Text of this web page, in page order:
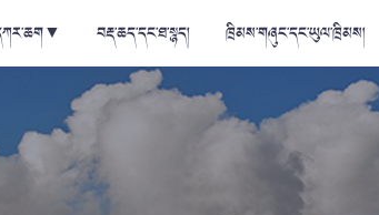
▼ བརྡ་ཆད་དང་ཐ་སྙད། ཁྲིམས་གཞུང་དང་ཡུལ་ཁྲིམས།